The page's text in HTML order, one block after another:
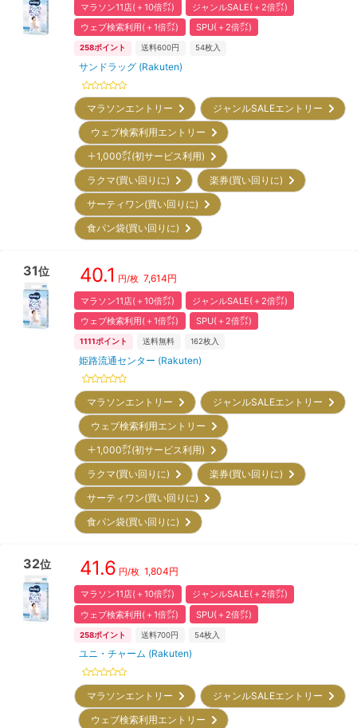
マラソン11店(＋10倍㌽)
ジャンルSALE(＋2倍㌽)
ウェブ検索利用(＋1倍㌽)
SPU(＋2倍㌽)
258ポイント 送料600円 54枚入
サンドラッグ (Rakuten)
マラソンエントリー
ジャンルSALEエントリー
ウェブ検索利用エントリー
＋1,000㌽(初サービス利用)
ラクマ(買い回りに)
楽券(買い回りに)
サーティワン(買い回りに)
食パン袋(買い回りに)
31位 40.1 円/枚 7,614円
マラソン11店(＋10倍㌽)
ジャンルSALE(＋2倍㌽)
ウェブ検索利用(＋1倍㌽)
SPU(＋2倍㌽)
1111ポイント 送料無料 162枚入
姫路流通センター (Rakuten)
マラソンエントリー
ジャンルSALEエントリー
ウェブ検索利用エントリー
＋1,000㌽(初サービス利用)
ラクマ(買い回りに)
楽券(買い回りに)
サーティワン(買い回りに)
食パン袋(買い回りに)
32位 41.6 円/枚 1,804円
マラソン11店(＋10倍㌽)
ジャンルSALE(＋2倍㌽)
ウェブ検索利用(＋1倍㌽)
SPU(＋2倍㌽)
258ポイント 送料700円 54枚入
ユニ・チャーム (Rakuten)
マラソンエントリー
ジャンルSALEエントリー
ウェブ検索利用エントリー